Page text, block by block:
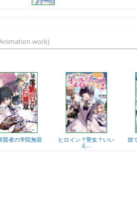
work)
ロイン？聖女？いい
え...
捨てられ聖女の異世界
ご...